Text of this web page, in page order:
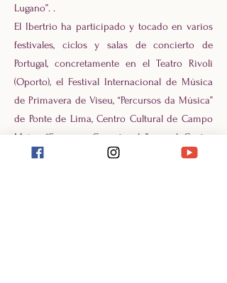
Lugano”. .
El Ibertrio ha participado y tocado en varios
festivales, ciclos y salas de concierto de
Portugal, concretamente en el Teatro Rivoli
(Oporto), el Festival Internacional de Música
de Primavera de Viseu, “Percursos da Música”
de Ponte de Lima, Centro Cultural de Campo
Maior, “Sons en Crespúsculo” en el Centro
Cultural de Lagos, “Sons no Património” (Gaia),